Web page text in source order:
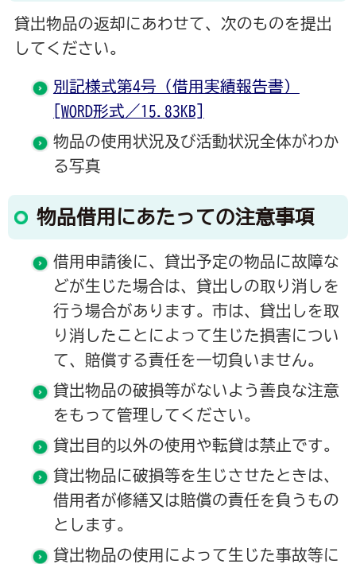
貸出物品の返却にあわせて、次のものを提出
してください。
別記様式第4号（借用実績報告書）
[WORD形式／15.83KB]
物品の使用状況及び活動状況全体がわか
る写真
物品借用にあたっての注意事項
借用申請後に、貸出予定の物品に故障な
どが生じた場合は、貸出しの取り消しを
行う場合があります。市は、貸出しを取
り消したことによって生じた損害につい
て、賠償する責任を一切負いません。
貸出物品の破損等がないよう善良な注意
をもって管理してください。
貸出目的以外の使用や転貸は禁止です。
貸出物品に破損等を生じさせたときは、
借用者が修繕又は賠償の責任を負うもの
とします。
貸出物品の使用によって生じた事故等に